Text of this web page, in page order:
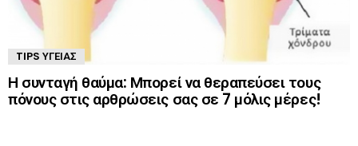
TIPS ΥΓΕΊΑΣ
Η συνταγή θαύμα: Μπορεί να θεραπεύσει τους
πόνους στις αρθρώσεις σας σε 7 μόλις μέρες!